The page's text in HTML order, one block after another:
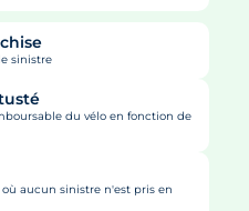
sinistre
du vélo en fonction de
aucun sinistre n'est pris en